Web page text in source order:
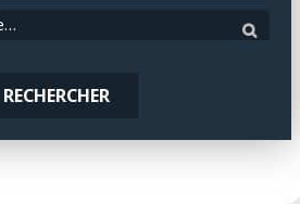
Chercher un établissement
RECHERCHER